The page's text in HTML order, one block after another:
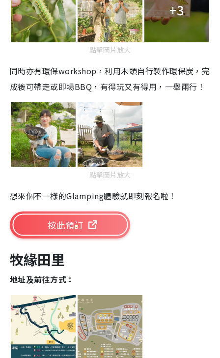
+3
點擊圖片放大
同時亦有環保workshop，利用木頭自行製作環保炭，完
成後可帶走或即場BBQ，有得玩又有得用，一舉兩行！
點擊圖片放大
想來個不一樣的Glamping體驗就即刻報名啦！
按此預訂
牧緣田里
地址及前往方式：